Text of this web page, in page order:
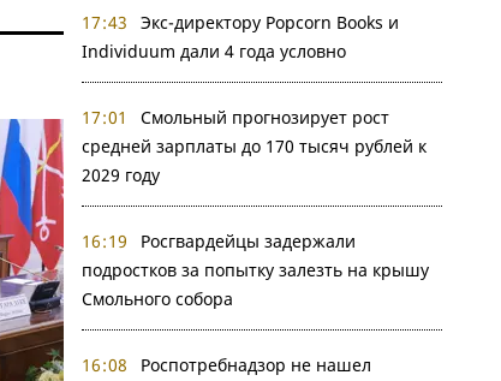
17:43
Экс-директору Popcorn Books и
Individuum дали 4 года условно
17:01
Смольный прогнозирует рост
средней зарплаты до 170 тысяч рублей к
2029 году
16:19
Росгвардейцы задержали
подростков за попытку залезть на крышу
Смольного собора
16:08
Роспотребнадзор не нашел